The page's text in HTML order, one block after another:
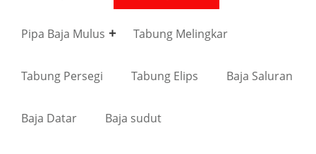
Pipa Baja Mulus Tabung Melingkar
Tabung Persegi Tabung Elips Baja Saluran
Baja Datar Baja sudut